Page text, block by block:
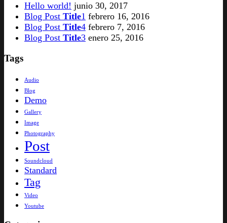
Hello world! junio 30, 2017
Blog Post Title1 febrero 16, 2016
Blog Post Title4 febrero 7, 2016
Blog Post Title3 enero 25, 2016
Tags
Audio
Blog
Demo
Gallery
Image
Photography
Post
Soundcloud
Standard
Tag
Video
Youtube